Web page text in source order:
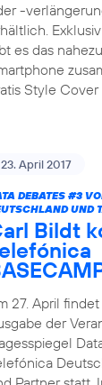
-
es das
Style
23. April 2017
DEBATES#3
UND
Bildt
27. April
der